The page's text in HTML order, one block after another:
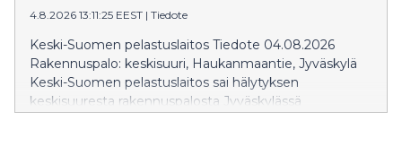
112
4.8.2026 13:11:25 EEST | Tiedote
Keski-Suomen pelastuslaitos Tiedote 04.08.2026
Rakennuspalo: keskisuuri, Haukanmaantie, Jyväskylä
Keski-Suomen pelastuslaitos sai hälytyksen
keskisuuresta rakennuspalosta Jyväskylässä